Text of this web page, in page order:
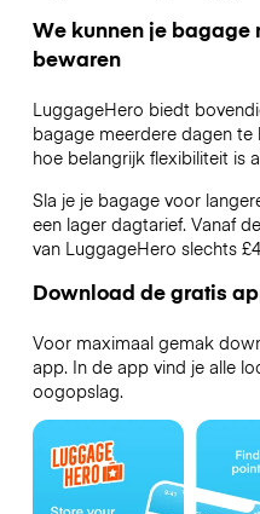
We kunnen je bagage
bewaren
LuggageHero biedt
bagage meerdere dagen
hoe belangrijk flexibiliteit is
Sla je je bagage voor
een lager dagtarief. Vanaf
van LuggageHero slechts
Download de gratis
Voor maximaal gemak
app. In de app vind je alle
oogopslag.